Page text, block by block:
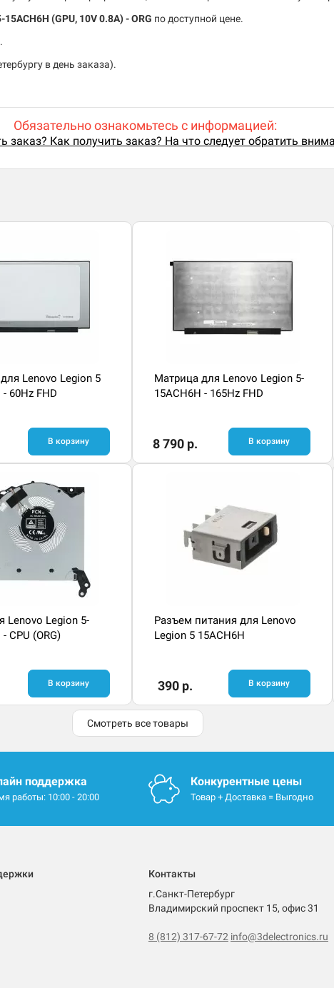
(GPU, 10V 0.8A) - ORG по доступной цене.
в день заказа).
Обязательно ознакомьтесь с информацией:
заказ? Как получить заказ? На что следует обратить
Lenovo Legion 5
60Hz FHD
В корзину
Матрица для Lenovo Legion 5-
15ACH6H - 165Hz FHD
8 790 р. В корзину
Lenovo Legion 5-
CPU (ORG)
В корзину
Разъем питания для Lenovo
Legion 5 15ACH6H
390 р. В корзину
Смотреть все товары
поддержка
работы: 10:00 - 20:00
Конкурентные цены
Товар + Доставка = Выгодно
Контакты
г.Санкт-Петербург
Владимирский проспект 15, офис 31
8 (812) 317-67-72 info@3delectronics.ru